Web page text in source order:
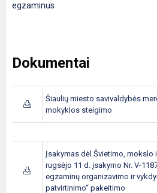
egzaminus
Dokumentai
Šiaulių miesto savivaldybės
mokyklos steigimo
Įsakymas dėl Švietimo, mokslo
rugsėjo 11 d. įsakymo Nr. V-
egzaminų organizavimo ir
patvirtinimo“ pakeitimo